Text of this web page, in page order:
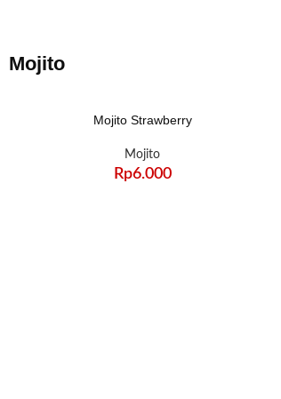
Mojito
Mojito Strawberry
Mojito
Rp6.000